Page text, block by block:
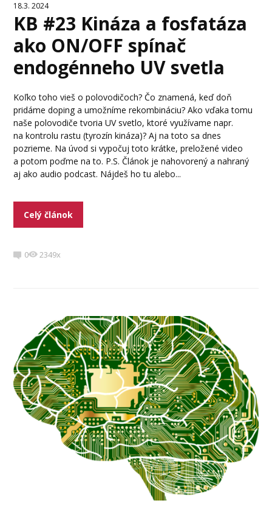
18.3. 2024
KB #23 Kináza a fosfatáza
ako ON/OFF spínač
endogénneho UV svetla
Koľko toho vieš o polovodičoch? Čo znamená, keď doň
pridáme doping a umožníme rekombináciu? Ako vďaka tomu
naše polovodiče tvoria UV svetlo, ktoré využívame napr.
na kontrolu rastu (tyrozín kináza)? Aj na toto sa dnes
pozrieme. Na úvod si vypočuj toto krátke, preložené video
a potom poďme na to. P.S. Článok je nahovorený a nahraný
aj ako audio podcast. Nájdeš ho tu alebo...
Celý článok
0 2349x